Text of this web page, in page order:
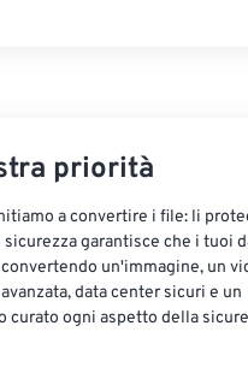
priorità
a convertire i file: li
garantisce che i tuoi
un'immagine, un
data center sicuri e un
curato ogni aspetto della